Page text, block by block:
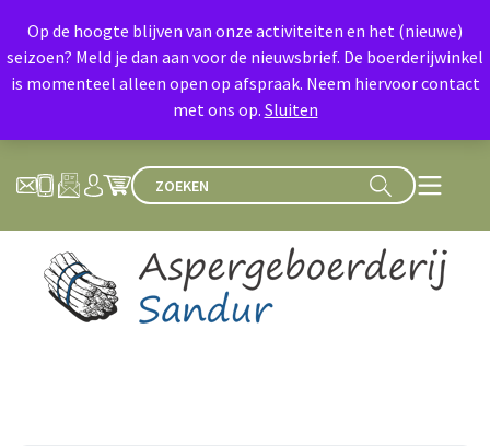
Op de hoogte blijven van onze activiteiten en het (nieuwe)
seizoen? Meld je dan aan voor de nieuwsbrief. De boerderijwinkel
is momenteel alleen open op afspraak. Neem hiervoor contact
met ons op. Sluiten